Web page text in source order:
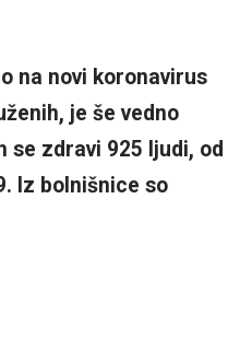
na novi koronavirus
je še vedno
zdravi 925 ljudi, od
Iz bolnišnice so